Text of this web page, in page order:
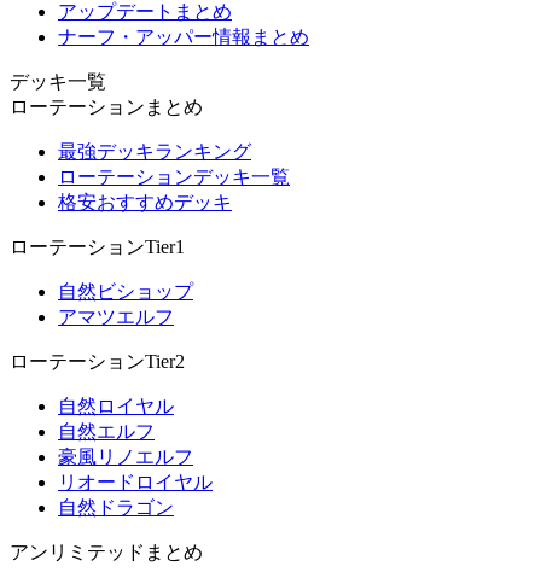
アップデートまとめ
ナーフ・アッパー情報まとめ
デッキ一覧
ローテーションまとめ
最強デッキランキング
ローテーションデッキ一覧
格安おすすめデッキ
ローテーションTier1
自然ビショップ
アマツエルフ
ローテーションTier2
自然ロイヤル
自然エルフ
豪風リノエルフ
リオードロイヤル
自然ドラゴン
アンリミテッドまとめ